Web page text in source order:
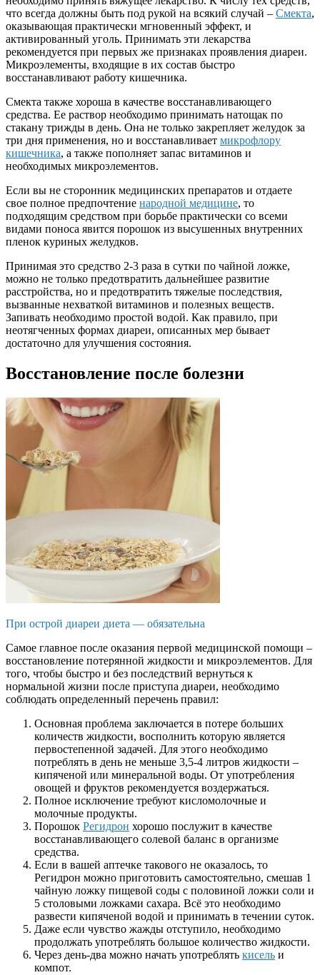
что всегда должны быть под рукой на всякий случай – Смекта,
оказывающая практически мгновенный эффект, и
активированный уголь. Принимать эти лекарства
рекомендуется при первых же признаках проявления диареи.
Микроэлементы, входящие в их состав быстро
восстанавливают работу кишечника.
Смекта также хороша в качестве восстанавливающего
средства. Ее раствор необходимо принимать натощак по
стакану трижды в день. Она не только закрепляет желудок за
три дня применения, но и восстанавливает микрофлору
кишечника, а также пополняет запас витаминов и
необходимых микроэлементов.
Если вы не сторонник медицинских препаратов и отдаете
свое полное предпочтение народной медицине, то
подходящим средством при борьбе практически со всеми
видами поноса явится порошок из высушенных внутренних
пленок куриных желудков.
Принимая это средство 2-3 раза в сутки по чайной ложке,
можно не только предотвратить дальнейшее развитие
расстройства, но и предотвратить тяжелые последствия,
вызванные нехваткой витаминов и полезных веществ.
Запивать необходимо простой водой. Как правило, при
неотягченных формах диареи, описанных мер бывает
достаточно для улучшения состояния.
Восстановление после болезни
При острой диареи диета — обязательна
Самое главное после оказания первой медицинской помощи –
восстановление потерянной жидкости и микроэлементов. Для
того, чтобы быстро и без последствий вернуться к
нормальной жизни после приступа диареи, необходимо
соблюдать определенный перечень правил:
Основная проблема заключается в потере больших
количеств жидкости, восполнить которую является
первостепенной задачей. Для этого необходимо
потреблять в день не меньше 3,5-4 литров жидкости –
кипяченой или минеральной воды. От употребления
овощей и фруктов рекомендуется воздержаться.
Полное исключение требуют кисломолочные и
молочные продукты.
Порошок Регидрон хорошо послужит в качестве
восстанавливающего солевой баланс в организме
средства.
Если в вашей аптечке такового не оказалось, то
Регидрон можно приготовить самостоятельно, смешав 1
чайную ложку пищевой соды с половиной ложки соли и
5 столовыми ложками сахара. Всё это необходимо
развести кипяченой водой и принимать в течении суток.
Даже если чувство жажды отступило, необходимо
продолжать употреблять большое количество жидкости.
Через день-два можно начать употреблять кисель и
компот.